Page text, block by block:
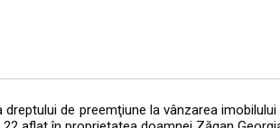
dreptului de preemţiune la vânzarea